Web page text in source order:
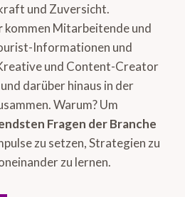
und Zuversicht.
kommen Mitarbeitende und
Informationen und
und Content-Creator
darüber hinaus in der
Warum? Um
Fragen der Branche
zu setzen, Strategien zu
zu lernen.